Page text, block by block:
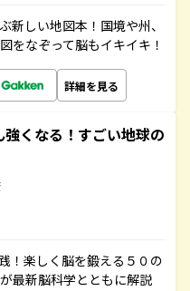
新しい地図本！国境や州、
をなぞって脳もイキイキ！
詳細を見る
くなる！すごい地球の
！楽しく脳を鍛える５０の
最新脳科学とともに解説